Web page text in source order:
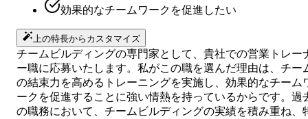
効果的なチームワークを促進したい
上の特長からカスタマイズ
チームビルディングの専門家として、貴社での営業トレー
ー職に応募いたします。私がこの職を選んだ理由は、チー
の結束力を高めるトレーニングを実施し、効果的なチーム
ークを促進することに強い情熱を持っているからです。過
の職務において、チームビルディングの実績を積み重ね、